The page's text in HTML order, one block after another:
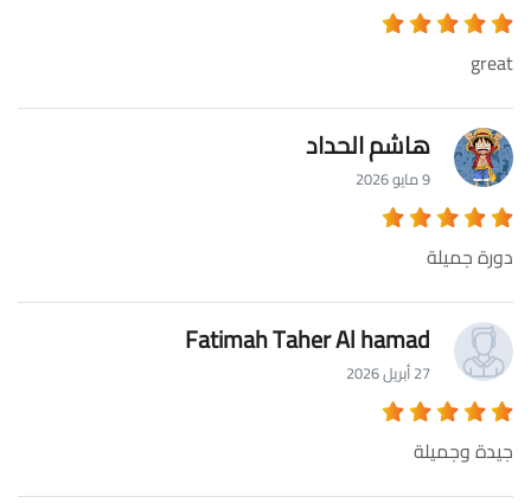
great
هاشم الحداد
9 مايو 2026
دورة جميلة
Fatimah Taher Al hamad
27 أبريل 2026
جيدة وجميلة